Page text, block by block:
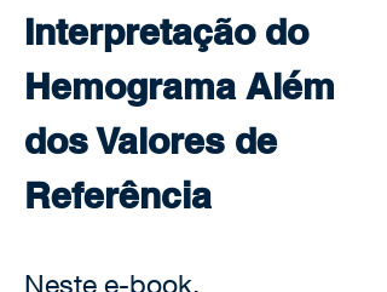
Interpretação do
Hemograma Além
dos Valores de
Referência
Neste e-book,